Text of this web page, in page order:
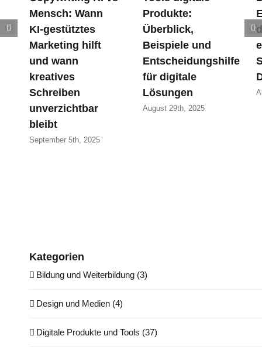
Mensch: Wann
KI-gestütztes
Marketing hilft
und wann
kreatives
Schreiben
unverzichtbar
bleibt
September 5th, 2025
Produkte:
Überblick,
Beispiele und
Entscheidungshilfe
für digitale
Lösungen
August 29th, 2025
Kategorien
Bildung und Weiterbildung (3)
Design und Medien (4)
Digitale Produkte und Tools (37)